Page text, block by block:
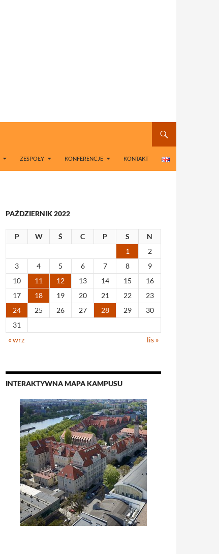
ZESPOŁY KONFERENCJE KONTAKT
PAŹDZIERNIK 2022
P W Ś C P S
N
1
2
3
4 5 6 7 8
9
10
11 12 13 14 15
16
17
18 19 20 21 22
23
24
25 26 27 28 29
30
31
« wrz
lis »
INTERAKTYWNA MAPA KAMPUSU